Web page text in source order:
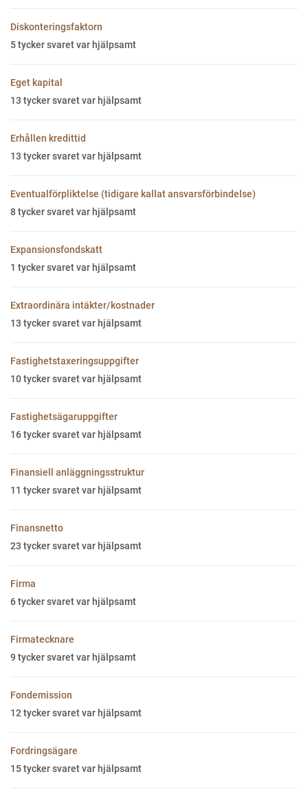
Diskonteringsfaktorn
5tycker svaret var hjälpsamt
Eget kapital
13 tycker svaret var hjälpsamt
Erhållen kredittid
13 tycker svaret var hjälpsamt
Eventualförpliktelse (tidigare kallat ansvarsförbindelse)
8tycker svaret var hjälpsamt
Expansionsfondskatt
1 tycker svaret var hjälpsamt
Extraordinära intäkter/kostnader
13 tycker svaret var hjälpsamt
Fastighetstaxeringsuppgifter
10tycker svaret var hjälpsamt
Fastighetsägaruppgifter
16tycker svaret var hjälpsamt
Finansiell anläggningsstruktur
11 tycker svaret var hjälpsamt
Finansnetto
23 tycker svaret var hjälpsamt
Firma
6tycker svaret var hjälpsamt
Firmatecknare
9 tycker svaret var hjälpsamt
Fondemission
12tycker svaret var hjälpsamt
Fordringsägare
15tycker svaret var hjälpsamt